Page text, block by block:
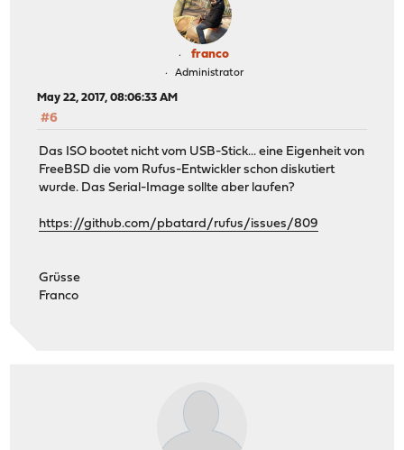
franco
Administrator
May 22, 2017, 08:06:33 AM
#6
Das ISO bootet nicht vom USB-Stick... eine Eigenheit von
FreeBSD die vom Rufus-Entwickler schon diskutiert
wurde. Das Serial-Image sollte aber laufen?
https://github.com/pbatard/rufus/issues/809
Grüsse
Franco